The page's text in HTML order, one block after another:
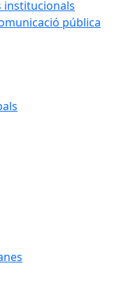
institucionals
pública